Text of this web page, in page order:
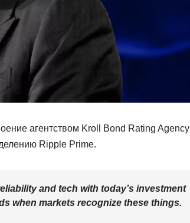
агентством Kroll Bond Rating Agency
Ripple Prime.
and tech with today’s investment
when markets recognize these things.